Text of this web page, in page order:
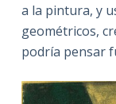
a la pintura, y
geométricos,
podría pensar